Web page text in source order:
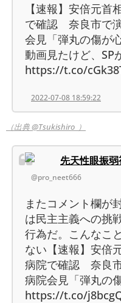
【速報】安倍元
で確認 奈良市で
会見「弾丸の傷が
動画見たけど、SP
https://t.co/
2022-07-08 18:59:22
（出典 @Tsukishiro_）
先天性眼振
@pro_neet666
またコメント欄が
は民主主義への挑
行為だ。こんなこ
ない【速報】安倍
病院で確認 奈良
病院会見「弾丸の
https://t.co/